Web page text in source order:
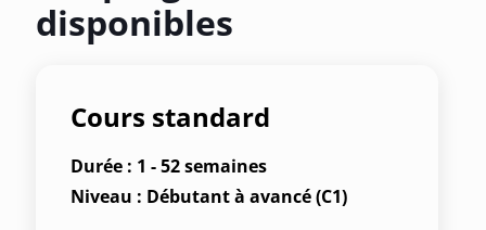
disponibles
Cours standard
Durée : 1 - 52 semaines
Niveau : Débutant à avancé (C1)